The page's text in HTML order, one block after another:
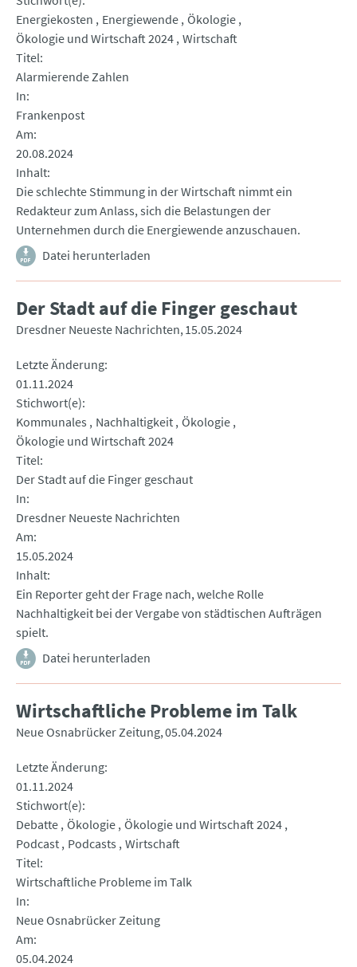
Energiekosten
Energiewende Ökologie
Ökologie und Wirtschaft 2024 Wirtschaft
Titel
Alarmierende Zahlen
In
Frankenpost
Am
20.08.2024
Inhalt
Die schlechte Stimmung in der Wirtschaft nimmt ein
Redakteur zum Anlass, sich die Belastungen der
Unternehmen durch die Energiewende anzuschauen.
Datei herunterladen
Der Stadt auf die Finger geschaut
Dresdner Neueste Nachrichten 15.05.2024
Letzte Änderung
01.11.2024
Stichwort(e)
Kommunales
Nachhaltigkeit Ökologie
Ökologie und Wirtschaft 2024
Titel
Der Stadt auf die Finger geschaut
In
Dresdner Neueste Nachrichten
Am
15.05.2024
Inhalt
Ein Reporter geht der Frage nach, welche Rolle
Nachhaltigkeit bei der Vergabe von städtischen Aufträgen
spielt.
Datei herunterladen
Wirtschaftliche Probleme im Talk
Neue Osnabrücker Zeitung 05.04.2024
Letzte Änderung
01.11.2024
Stichwort(e)
Debatte Ökologie Ökologie und Wirtschaft 2024
Podcast Podcasts Wirtschaft
Titel
Wirtschaftliche Probleme im Talk
In
Neue Osnabrücker Zeitung
Am
05.04.2024